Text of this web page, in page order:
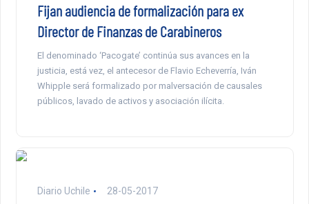
Fijan audiencia de formalización para ex
Director de Finanzas de Carabineros
El denominado ‘Pacogate’ continúa sus avances en la
justicia, está vez, el antecesor de Flavio Echeverría, Iván
Whipple será formalizado por malversación de causales
públicos, lavado de activos y asociación ilícita.
Diario Uchile 28-05-2017